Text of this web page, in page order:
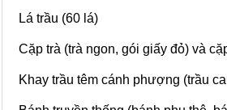
Lá trầu (60 lá)
Cặp trà (trà ngon, gói giấy đỏ) và
Khay trầu têm cánh phượng (trầu